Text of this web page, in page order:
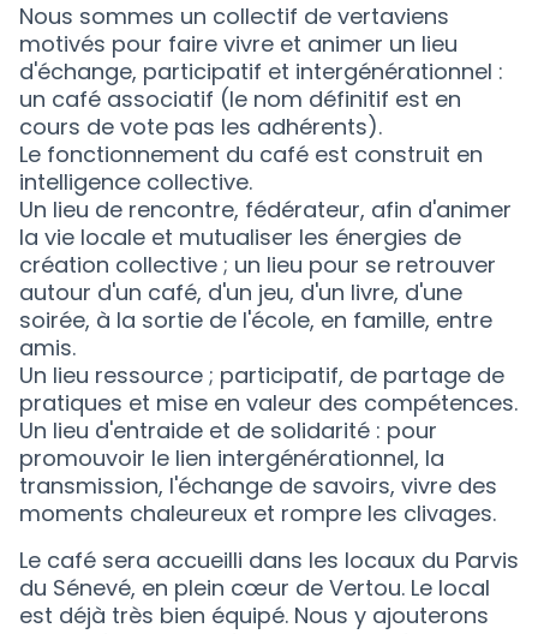
Nous sommes un collectif de vertaviens
motivés pour faire vivre et animer un lieu
d'échange, participatif et intergénérationnel :
un café associatif (le nom définitif est en
cours de vote pas les adhérents).
Le fonctionnement du café est construit en
intelligence collective.
Un lieu de rencontre, fédérateur, afin d'animer
la vie locale et mutualiser les énergies de
création collective ; un lieu pour se retrouver
autour d'un café, d'un jeu, d'un livre, d'une
soirée, à la sortie de l'école, en famille, entre
amis.
Un lieu ressource ; participatif, de partage de
pratiques et mise en valeur des compétences.
Un lieu d'entraide et de solidarité : pour
promouvoir le lien intergénérationnel, la
transmission, l'échange de savoirs, vivre des
moments chaleureux et rompre les clivages.
Le café sera accueilli dans les locaux du Parvis
du Sénevé, en plein cœur de Vertou. Le local
est déjà très bien équipé. Nous y ajouterons